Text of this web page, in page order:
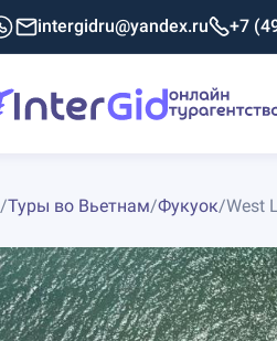
intergidru@yandex.ru +7
/Туры во Вьетнам/Фукуок/West